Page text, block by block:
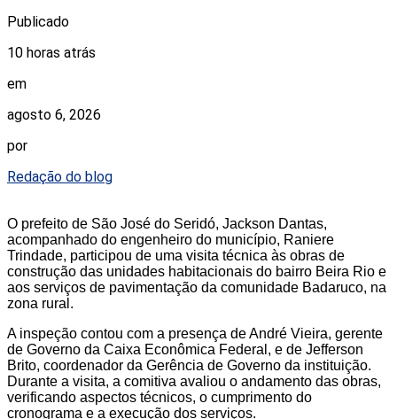
Publicado
10 horas atrás
em
agosto 6, 2026
por
Redação do blog
O prefeito de São José do Seridó, Jackson Dantas,
acompanhado do engenheiro do município, Raniere
Trindade, participou de uma visita técnica às obras de
construção das unidades habitacionais do bairro Beira Rio e
aos serviços de pavimentação da comunidade Badaruco, na
zona rural.
A inspeção contou com a presença de André Vieira, gerente
de Governo da Caixa Econômica Federal, e de Jefferson
Brito, coordenador da Gerência de Governo da instituição.
Durante a visita, a comitiva avaliou o andamento das obras,
verificando aspectos técnicos, o cumprimento do
cronograma e a execução dos serviços.